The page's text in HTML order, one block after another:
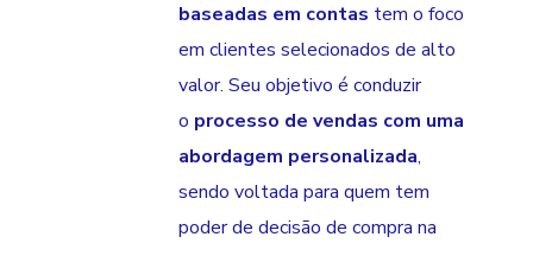
baseadas em contas tem o foco
em clientes selecionados de alto
valor. Seu objetivo é conduzir
o processo de vendas com uma
abordagem personalizada,
sendo voltada para quem tem
poder de decisão de compra na